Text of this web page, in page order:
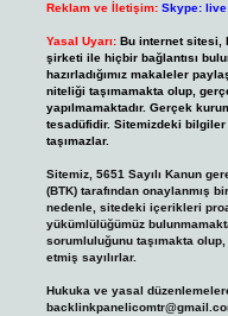
Reklam ve İletişim: Skype:
Yasal Uyarı: Bu internet sitesi,
şirketi ile hiçbir bağlantısı
hazırladığımız makaleler
niteliği taşımamakta olup,
yapılmamaktadır. Gerçek
tesadüfidir. Sitemizdeki
taşımazlar.
Sitemiz, 5651 Sayılı Kanun
(BTK) tarafından onaylanmış
nedenle, sitedeki içerikleri
yükümlülüğümüz
sorumluluğunu taşımakta
etmiş sayılırlar.
Hukuka ve yasal